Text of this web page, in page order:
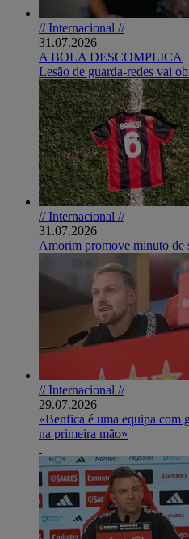
// Internacional //
31.07.2026
A BOLA DESCOMPLICA
Lesão de guarda-redes vai
// Internacional //
31.07.2026
Amorim promove minuto de
// Internacional //
29.07.2026
«Benfica é uma equipa com
na primeira mão»